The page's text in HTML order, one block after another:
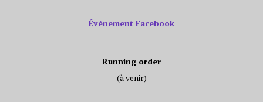
Événement Facebook
Running order
(à venir)